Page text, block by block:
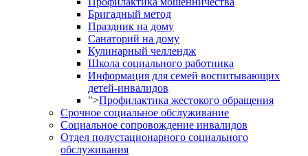
Бригадный метод
Праздник на дому
Санаторий на дому
Кулинарный челлендж
Школа социального работника
Информация для семей воспитывающих
детей-инвалидов
">Профилактика жестокого обращения
Срочное социальное обслуживание
Социальное сопровождение инвалидов
Отдел полустационарного социального
обслуживания